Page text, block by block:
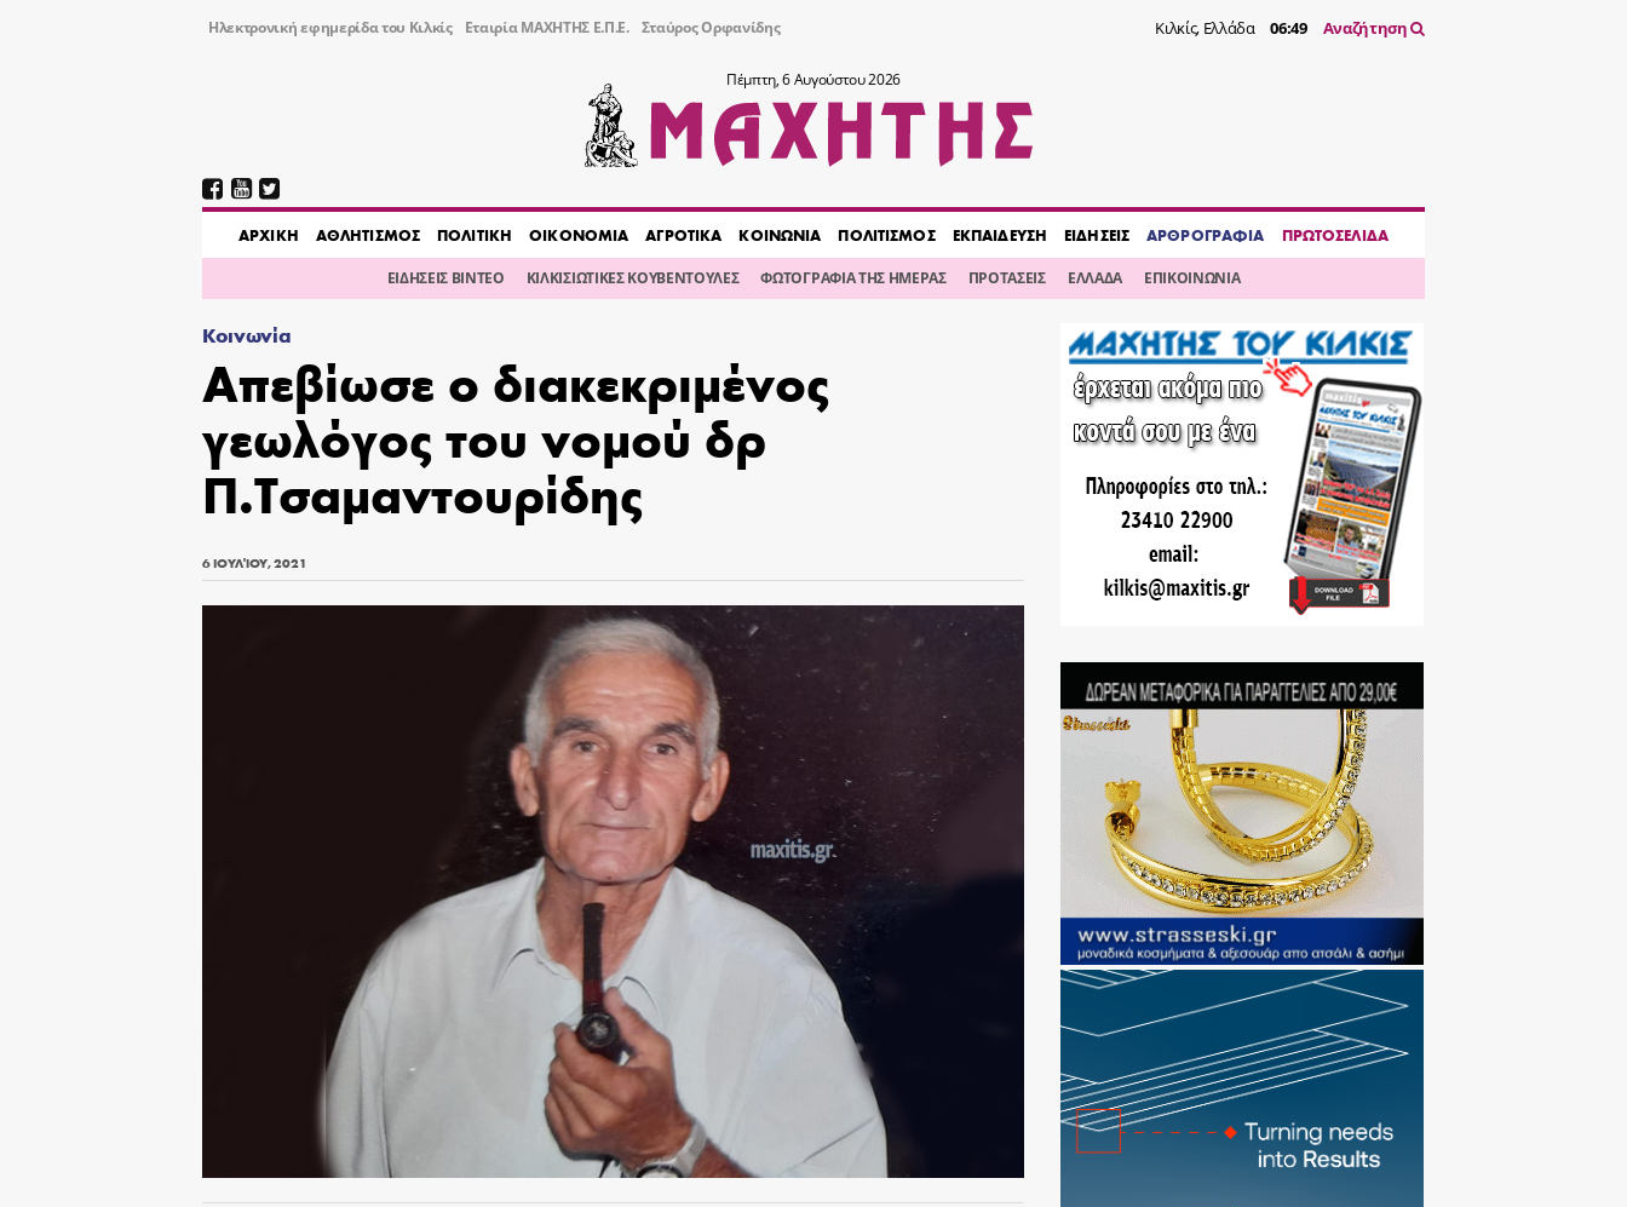
Ηλεκτρονική εφημερίδα του Κιλκίς Εταιρία ΜΑΧΗΤΗΣ Ε.Π.Ε. Σταύρος Ορφανίδης Κιλκίς, Ελλάδα 06:49 Αναζήτηση
Πέμπτη, 6 Αυγούστου 2026
AΡΧΙΚΗ ΑΘΛΗΤΙΣΜΟΣ ΠΟΛΙΤΙΚΗ ΟΙΚΟΝΟΜΙΑ ΑΓΡΟΤΙΚΑ ΚΟΙΝΩΝΙΑ ΠΟΛΙΤΙΣΜΟΣ ΕΚΠΑΙΔΕΥΣΗ ΕΙΔΗΣΕΙΣ ΑΡΘΡΟΓΡΑΦΙΑ ΠΡΩΤΟΣΕΛΙΔΑ
ΕΙΔΗΣΕΙΣ ΒΙΝΤΕΟ ΚΙΛΚΙΣΙΩΤΙΚΕΣ ΚΟΥΒΕΝΤΟΥΛΕΣ ΦΩΤΟΓΡΑΦΙΑ ΤΗΣ ΗΜΕΡΑΣ ΠΡΟΤΑΣΕΙΣ ΕΛΛΑΔΑ ΕΠΙΚΟΙΝΩΝΙΑ
Κοινωνία
Απεβίωσε ο διακεκριμένος
γεωλόγος του νομού δρ
Π.Τσαμαντουρίδης
6 ΙΟΥΛΊΟΥ, 2021